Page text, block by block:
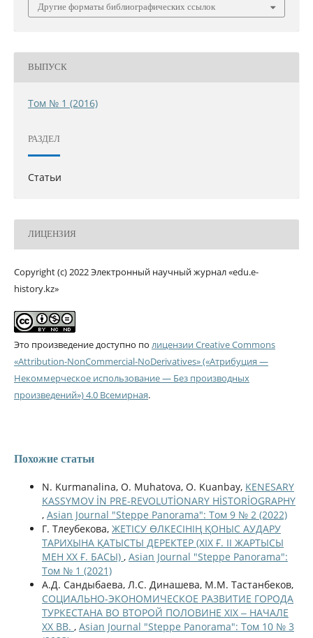
Другие форматы библиографических ссылок
ВЫПУСК
Том № 1 (2016)
РАЗДЕЛ
Статьи
ЛИЦЕНЗИЯ
Copyright (c) 2022 Электронный научный журнал «edu.e-
history.kz»
Это произведение доступно по лицензии Creative Commons
«Attribution-NonCommercial-NoDerivatives» («Атрибуция —
Некоммерческое использование — Без производных
произведений») 4.0 Всемирная.
Похожие статьи
N. Kurmanalina, O. Muhatova, O. Kuanbay, KENESARY
KASSYMOV İN PRE-REVOLUTİONARY HİSTORİOGRAPHY
, Asian Journal "Steppe Panorama": Том 9 № 2 (2022)
Г. Тлеубекова, ЖЕТІСУ ӨЛКЕСІНІҢ ҚОНЫС АУДАРУ
ТАРИХЫНА ҚАТЫСТЫ ДЕРЕКТЕР (ХІХ Ғ. ІІ ЖАРТЫСЫ
МЕН ХХ Ғ. БАСЫ) , Asian Journal "Steppe Panorama":
Том № 1 (2021)
А.Д. Сандыбаева, Л.С. Динашева, М.М. Тастанбеков,
СОЦИАЛЬНО-ЭКОНОМИЧЕСКОЕ РАЗВИТИЕ ГОРОДА
ТУРКЕСТАНА ВО ВТОРОЙ ПОЛОВИНЕ ХІХ ‒ НАЧАЛЕ
ХХ ВВ. , Asian Journal "Steppe Panorama": Том 10 № 3